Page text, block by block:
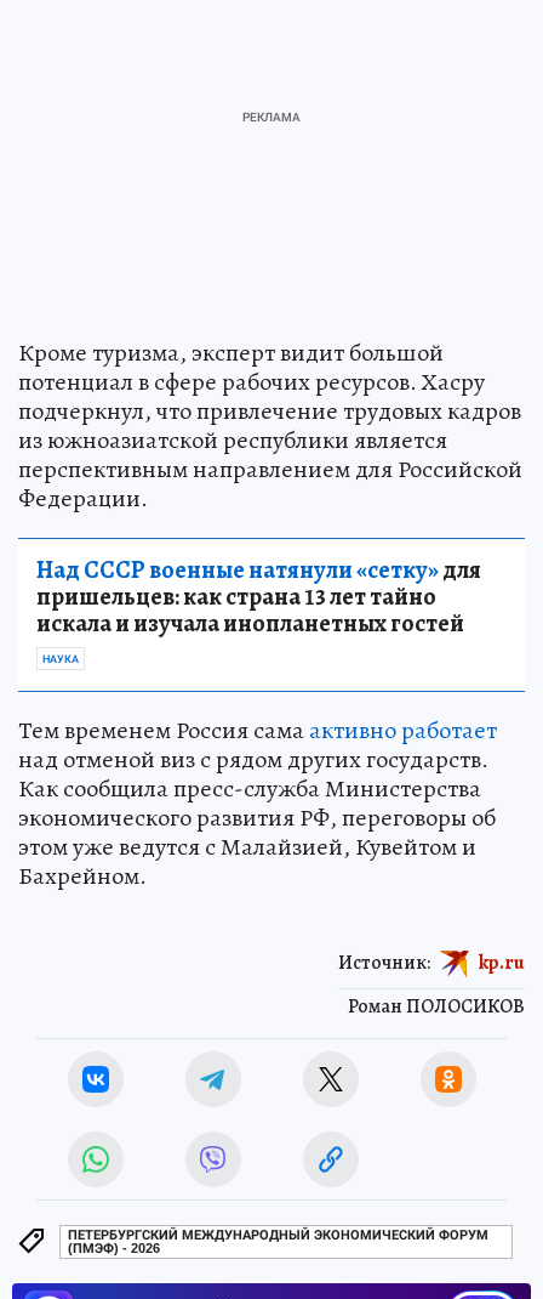
Кроме туризма, эксперт видит большой
потенциал в сфере рабочих ресурсов. Хасру
подчеркнул, что привлечение трудовых кадров
из южноазиатской республики является
перспективным направлением для Российской
Федерации.
Над СССР военные натянули «сетку»для
пришельцев: как страна 13 лет тайно
искала и изучала инопланетных гостей
НАУКА
Тем временем Россия самаактивно работает
над отменой виз с рядом других государств.
Как сообщила пресс-служба Министерства
экономического развития РФ, переговоры об
этом уже ведутся с Малайзией, Кувейтом и
Бахрейном.
Роман ПОЛОСИКОВ
Источник: kp.ru
ПЕТЕРБУРГСКИЙ МЕЖДУНАРОДНЫЙ ЭКОНОМИЧЕСКИЙ ФОРУМ
(ПМЭФ) - 2026